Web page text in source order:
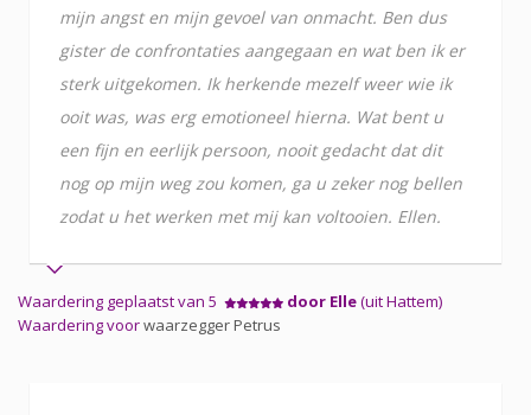
mijn angst en mijn gevoel van onmacht. Ben dus
gister de confrontaties aangegaan en wat ben ik er
sterk uitgekomen. Ik herkende mezelf weer wie ik
ooit was, was erg emotioneel hierna. Wat bent u
een fijn en eerlijk persoon, nooit gedacht dat dit
nog op mijn weg zou komen, ga u zeker nog bellen
zodat u het werken met mij kan voltooien. Ellen.
Waardering geplaatst van 5 door Elle(uit Hattem)
Waardering voorwaarzegger Petrus